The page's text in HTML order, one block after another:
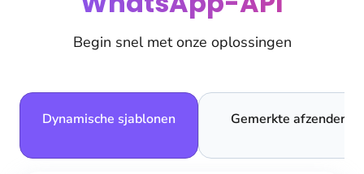
Begin snel met onze oplossingen
Dynamische sjablonen Gemerkte afzender